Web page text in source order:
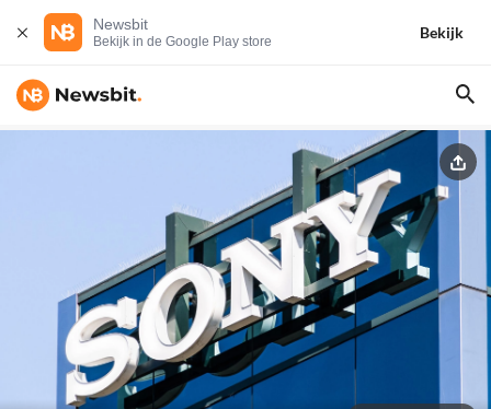
Newsbit
Bekijk in de Google Play store
Bekijk